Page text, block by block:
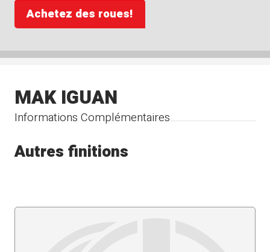
Achetez des roues!
Informations Complémentaires
MAK IGUAN
Autres finitions